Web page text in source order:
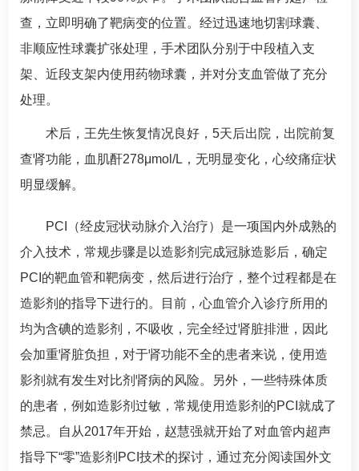
查，立即明确了靶病变的位置。经过迅速地切割球囊、
非顺应性球囊扩张处理，手术团队分别于中段植入支
架、近段支架内使用药物球囊，并对分支血管做了充分
处理。
术后，王先生恢复情况良好， 5天后出院，出院前复
查肾功能，血肌酐278μmol/L，无明显变化，心绞痛症状
明显缓解。
PCI
（经皮冠状动脉介入治疗）是一项国内外成熟的
介入技术，常规步骤是以造影剂完成冠脉造影后，确定
PCI的靶血管和靶病变，然后进行治疗，整个过程都是在
造影剂的指导下进行的。目前，心血管介入诊疗所用的
均为含碘的造影剂，不吸收，完全经过肾脏排泄，因此
会加重肾脏负担，对于肾功能不全的患者来说，使用造
影剂就有发生对比剂肾病的风险。另外，一些特殊体质
的患者，例如造影剂过敏，常规使用造影剂的PCI就成了
禁忌。自从2017年开始， 赵慧强就开始了对血管内超声
指导下“零”造影剂PCI技术的探讨，通过充分阅读国外文